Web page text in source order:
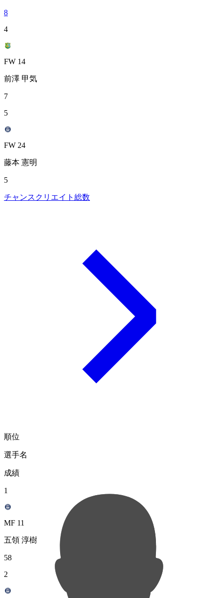
8
4
FW 14
前澤 甲気
7
5
FW 24
藤本 憲明
5
チャンスクリエイト総数
順位
選手名
成績
1
MF 11
五領 淳樹
58
2